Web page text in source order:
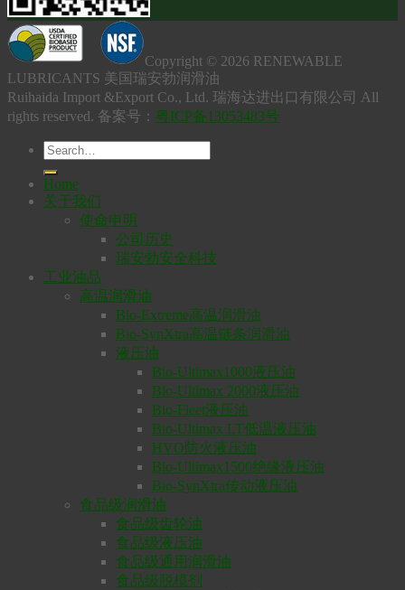
Copyright © 2026 RENEWABLE
LUBRICANTS 美国瑞安勃润滑油
Ruihaida Import &Export Co., Ltd. 瑞海达进出口有限公司 All
rights reserved. 备案号： 粤ICP备13053483号
Home
关于我们
使命申明
公司历史
瑞安勃安全科技
工业油品
高温润滑油
Bio-Extreme高温润滑油
Bio-SynXtra高温链条润滑油
液压油
Bio-Ultimax1000液压油
Bio-Ultimax 2000液压油
Bio-Fleet液压油
Bio-Ultimax LT低温液压油
HVO防火液压油
Bio-Ultimax1500绝缘液压油
Bio-SynXtra传动液压油
食品级润滑油
食品级齿轮油
食品级液压油
食品级通用润滑油
食品级脱模剂